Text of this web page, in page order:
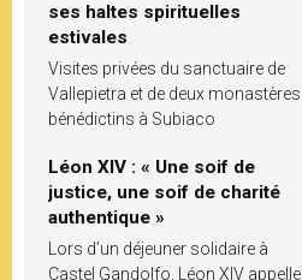
ses haltes spirituelles
estivales
Visites privées du sanctuaire de
Vallepietra et de deux monastères
bénédictins à Subiaco
Léon XIV : « Une soif de
justice, une soif de charité
authentique »
Lors d’un déjeuner solidaire à
Castel Gandolfo, Léon XIV appelle